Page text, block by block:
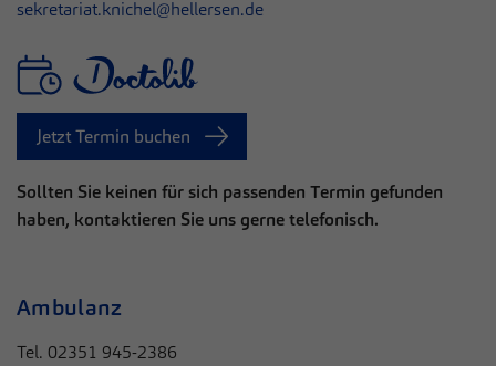
sekretariat.knichel@hellersen.de
Jetzt Termin buchen
Sollten Sie keinen für sich passenden Termin gefunden
haben, kontaktieren Sie uns gerne telefonisch.
Ambulanz
Tel. 02351 945-2386